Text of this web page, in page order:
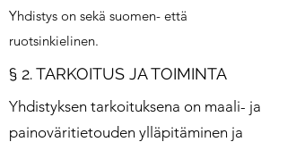
Yhdistys on sekä suomen- että
ruotsinkielinen.
§ 2. TARKOITUS JA TOIMINTA
Yhdistyksen tarkoituksena on maali- ja
painoväritietouden ylläpitäminen ja